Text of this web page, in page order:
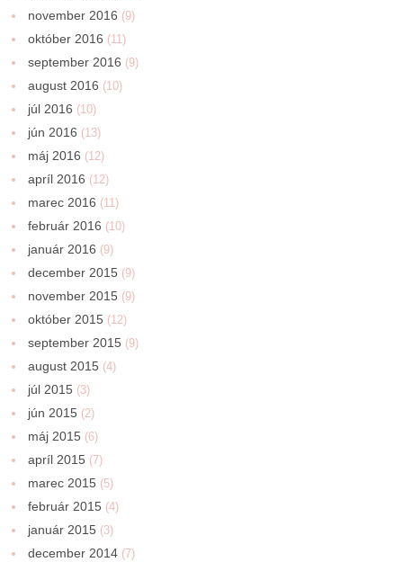
november 2016 (9)
október 2016 (11)
september 2016 (9)
august 2016 (10)
júl 2016 (10)
jún 2016 (13)
máj 2016 (12)
apríl 2016 (12)
marec 2016 (11)
február 2016 (10)
január 2016 (9)
december 2015 (9)
november 2015 (9)
október 2015 (12)
september 2015 (9)
august 2015 (4)
júl 2015 (3)
jún 2015 (2)
máj 2015 (6)
apríl 2015 (7)
marec 2015 (5)
február 2015 (4)
január 2015 (3)
december 2014 (7)